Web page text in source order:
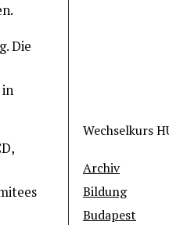
Die
Wechselkurs
Archiv
Bildung
Budapest